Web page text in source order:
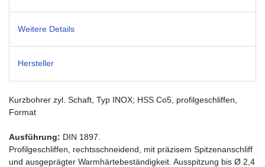
Weitere Details
Hersteller
Kurzbohrer zyl. Schaft, Typ INOX; HSS Co5, profilgeschliffen,
Format
Ausführung: DIN 1897.
Profilgeschliffen, rechtsschneidend, mit präzisem Spitzenanschliff
und ausgeprägter Warmhärtebeständigkeit. Ausspitzung bis Ø 2,4